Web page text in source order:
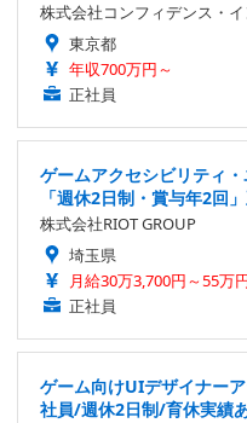
株式会社コンフィデンス・
東京都
年収700万円～
正社員
ゲームアクセシビリティ
「週休2日制・賞与年2回
株式会社RIOT GROUP
埼玉県
月給30万3,700円～55万
正社員
ゲーム向けUIデザイナー
社員/週休2日制/育休実績